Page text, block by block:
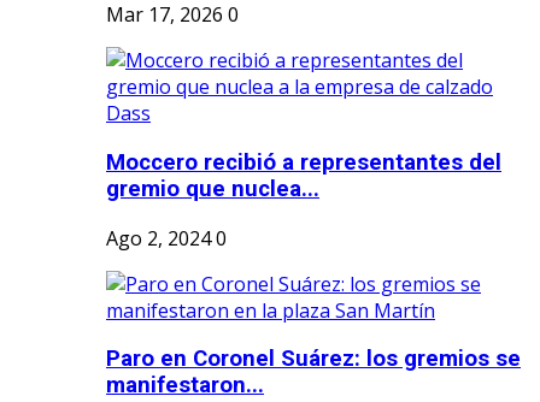
Mar 17, 2026 0
Moccero recibió a representantes del
gremio que nuclea...
Ago 2, 20240
Paro en Coronel Suárez: los gremios se
manifestaron...